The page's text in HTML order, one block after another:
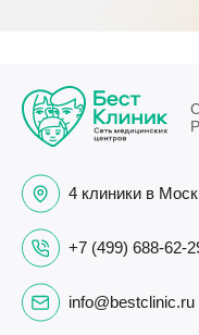
4 клиники в
+7 (499) 688-62-
info@bestclinic.ru